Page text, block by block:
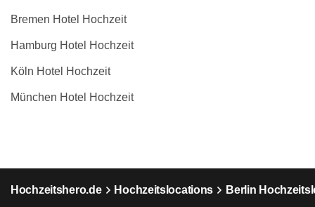
Bremen Hotel Hochzeit
Hamburg Hotel Hochzeit
Köln Hotel Hochzeit
München Hotel Hochzeit
Hochzeitshero.de Hochzeitslocations Berlin